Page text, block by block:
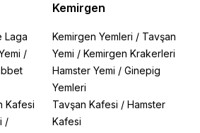
Laga
/
Kafesi
/
Kemirgen
Kemirgen Yemleri / Tavşan
Yemi / Kemirgen Krakerleri
Hamster Yemi / Ginepig
Yemleri
Tavşan Kafesi / Hamster
Kafesi